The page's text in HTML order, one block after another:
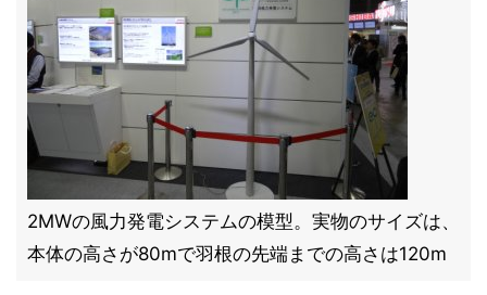
2MWの風力発電システムの模型。実物のサイズは、
本体の高さが80mで羽根の先端までの高さは120m